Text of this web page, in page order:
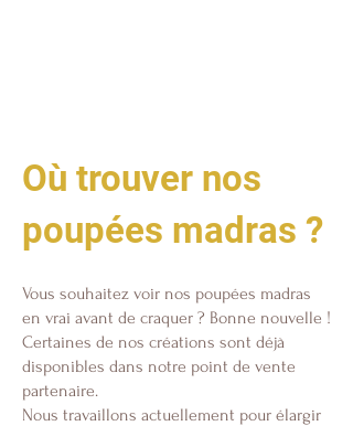
Où trouver nos
poupées madras ?
Vous souhaitez voir nos poupées madras
en vrai avant de craquer ? Bonne nouvelle !
Certaines de nos créations sont déjà
disponibles dans notre point de vente
partenaire.
Nous travaillons actuellement pour élargir